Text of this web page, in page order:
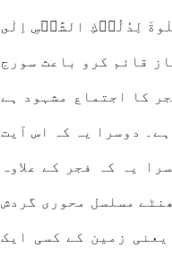
ہوتا ہے: اَقِمِ الصَّلٰوةَ لِدُلُوۡكِ الشَّمۡسِ اِلٰى
الۡـفَجۡرِ‌ؕ اِنَّ قُرۡاٰنَ الۡـفَجۡرِ كَانَ مَشۡهُوۡدًا‏ ﴿۷۸﴾ نماز قائم کرو باعث سورج
کا اجتماع مشہود ہے
ہے۔ دوسرا یہ کہ اس آیت
یہ کہ فجر کے علاوہ
ان اوقات کی ہیں، جن میں سورج ڈھل رہا ہوتا ہے۔ زمین ۲۴ گھنٹے مسلسل محوری گردش
زمین کے کسی ایک